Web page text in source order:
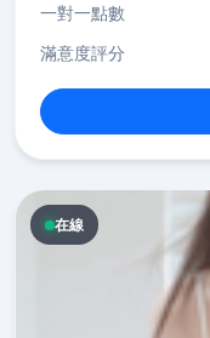
一對一點數
滿意度評分
在線